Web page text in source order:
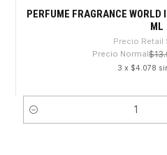
PERFUME FRAGRANCE
ML
Precio Retail
Precio Normal
3 x $4.078
Cantidad